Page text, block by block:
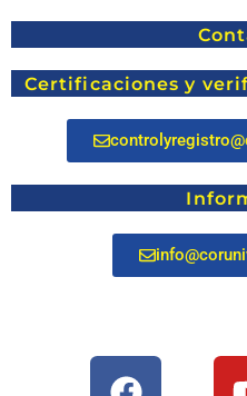
Certificaciones y